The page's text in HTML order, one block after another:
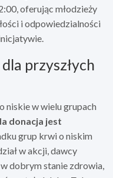
oferując młodzieży
i odpowiedzialności
przyszłych
niskie w wielu grupach
donacja jest
grup krwi o niskim
w akcji, dawcy
dobrym stanie zdrowia,